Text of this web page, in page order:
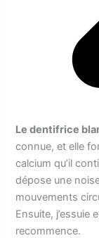
Le dentifrice
connue, et elle
calcium qu’il
dépose une
mouvements
Ensuite, j’essuie
recommence.